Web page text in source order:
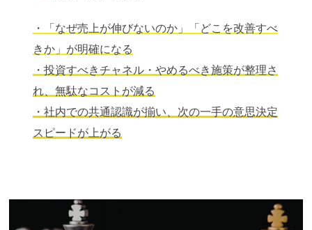
・「なぜ売上が伸びないのか」「どこを改善すべ
きか」が明確になる
・投資すべきチャネル・やめるべき施策が整理さ
れ、無駄なコストが減る
・社内での共通認識が揃い、次の一手の意思決定
スピードが上がる